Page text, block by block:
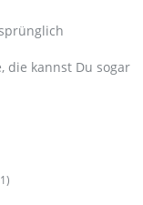
die kannst Du sogar
)